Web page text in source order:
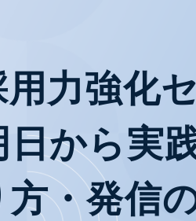
力強化
から実
・発信の